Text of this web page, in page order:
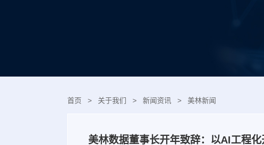
首页 > 关于我们 > 新闻资讯 > 美林新闻
美林数据董事长开年致辞：以AI工程